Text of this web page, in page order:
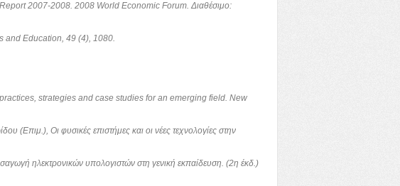
2007-2008. 2008 World Economic Forum. Διαθέσιμο:
and Education, 49 (4), 1080.
strategies and case studies for an emerging field. New
(Επιμ.), Οι φυσικές επιστήμες και οι νέες τεχνολογίες στην
ηλεκτρονικών υπολογιστών στη γενική εκπαίδευση. (2η έκδ.)